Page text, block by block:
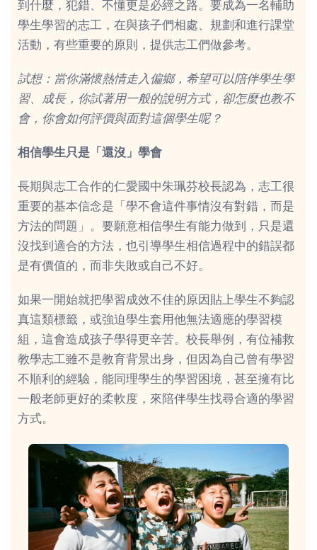
到什麼，犯錯、不懂更是必經之路。要成為一名輔助
學生學習的志工，在與孩子們相處、規劃和進行課堂
活動，有些重要的原則，提供志工們做參考。
試想：當你滿懷熱情走入偏鄉，希望可以陪伴學生學
習、成長，你試著用一般的說明方式，卻怎麼也教不
會，你會如何評價與面對這個學生呢？
相信學生只是「還沒」學會
長期與志工合作的仁愛國中朱珮芬校長認為，志工很
重要的基本信念是「學不會這件事情沒有對錯，而是
方法的問題」。要願意相信學生有能力做到，只是還
沒找到適合的方法，也引導學生相信過程中的錯誤都
是有價值的，而非失敗或自己不好。
如果一開始就把學習成效不佳的原因貼上學生不夠認
真這類標籤，或強迫學生套用他無法適應的學習模
組，這會造成孩子學得更辛苦。校長舉例，有位補救
教學志工雖不是教育背景出身，但因為自己曾有學習
不順利的經驗，能同理學生的學習困境，甚至擁有比
一般老師更好的柔軟度，來陪伴學生找尋合適的學習
方式。